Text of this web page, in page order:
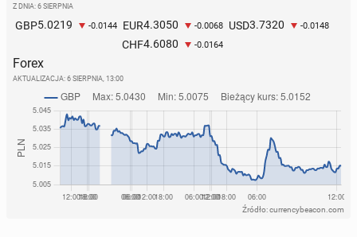
Z DNIA: 6 SIERPNIA
GBP5.0219 -0.0144 EUR4.3050 -0.0068 USD3.7320 -0.0148
CHF4.6080 -0.0164
Forex
AKTUALIZACJA: 6 SIERPNIA, 13:00
Źródło: currencybeacon.com